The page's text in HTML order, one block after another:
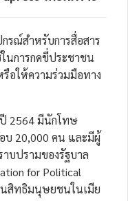
รณ์สำหรับการสื่อสาร
นการกดขี่ประชาชน
อให้ความร่วมมือทาง
2564 มีนักโทษ
บ 20,000 คน และมีผู้
าบปรามของรัฐบาล
for Political
นสิทธิมนุษยชนในเมีย